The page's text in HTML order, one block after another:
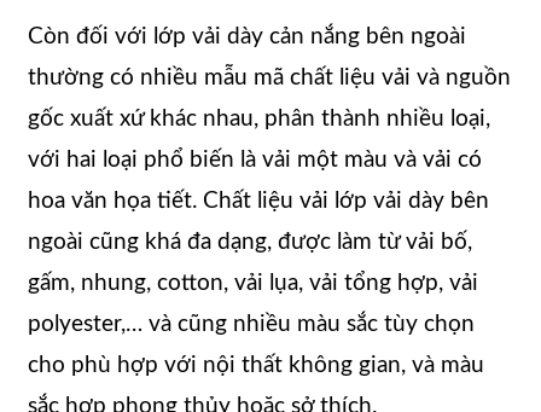
Còn đối với lớp vải dày cản nắng bên ngoài
thường có nhiều mẫu mã chất liệu vải và nguồn
gốc xuất xứ khác nhau, phân thành nhiều loại,
với hai loại phổ biến là vải một màu và vải có
hoa văn họa tiết. Chất liệu vải lớp vải dày bên
ngoài cũng khá đa dạng, được làm từ vải bố,
gấm, nhung, cotton, vải lụa, vải tổng hợp, vải
polyester,… và cũng nhiều màu sắc tùy chọn
cho phù hợp với nội thất không gian, và màu
sắc hợp phong thủy hoặc sở thích.